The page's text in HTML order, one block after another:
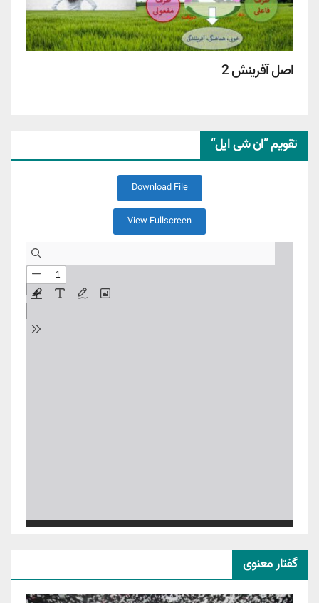
اصل آفرینش 2
تقویم ”ان شی ایل“
Download File
View Fullscreen
گفتار معنوی